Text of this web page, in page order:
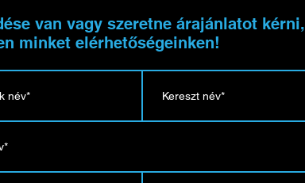
van vagy szeretne árajánlatot kérni,
minket elérhetőségeinken!